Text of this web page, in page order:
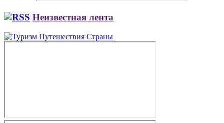
Неизвестная лента